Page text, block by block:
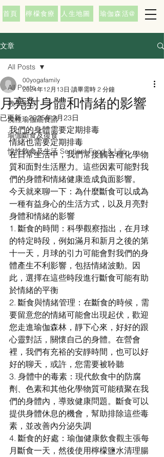
首頁 檸檬食療 人生地圖 瑜伽森活@
文章
All Posts
教學影片
悅性瑜伽蔬食譜
瑜伽斷食及復食
悅性飲食及生活 Sentient Food & Life
All Posts
月亮對身體和情緒的影響
00yogafamily
2024年12月13日 讀畢需時 2 分鐘
已更新：2025年2月23日
我們的身體需要定期排毒
情緒也需要定期排毒
在日常生活中，我們常接觸各種化學物
質和面對生活壓力。這些因素可能對我
們的身體和情緒健康造成負面影響。
今天就來聊一下：為什麼斷食可以成為
一種有益身心的生活方式，以及月亮對
身體和情緒的影響
1. 斷食的時間：科學觀察指出，在月球
的特定時段，例如滿月和新月之後的第
十一天，月球的引力可能會對我們的身
體產生不利影響，包括情緒波動。因
此，選擇在這些時段進行斷食可能有助
於情緒的平衡
2. 斷食與情緒管理：在斷食的時候，需
要留意您的情緒可能會出現起伏，歡迎
您走進瑜伽森林，靜下心來，好好的跟
心靈對話，關懷自己的身體。在營會
裡，我們有充裕的安靜時間，也可以好
好的聊天，或許，您需要被聆聽
3. 身體中的毒素：現代飲食中的防腐
劑、色素和其他化學物質可能積聚在我
們的身體內，導致健康問題。斷食可以
提供身體休息的機會，幫助排除這些毒
素，並改善內分泌失調
4. 斷食的好處：瑜伽健康飲食觀主張每
月斷食一天，然後使用檸檬鹽水清理腸